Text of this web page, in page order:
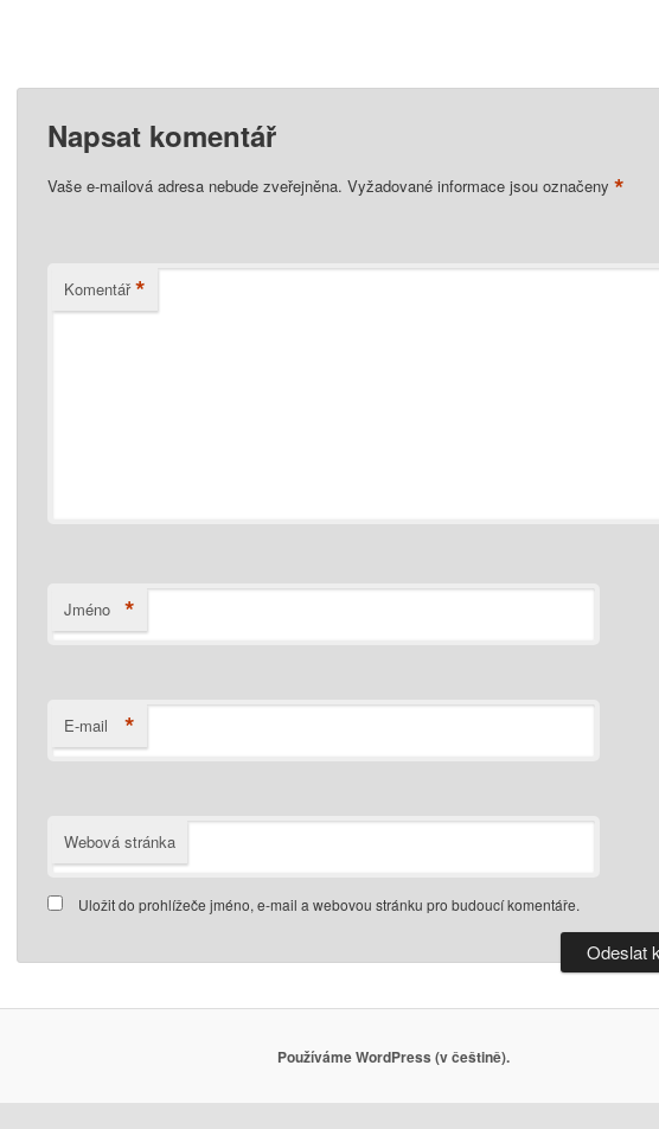
Napsat komentář
Vaše e-mailová adresa nebude zveřejněna. Vyžadované informace jsou označeny *
Komentář *
Jméno *
E-mail *
Webová stránka
Uložit do prohlížeče jméno, e-mail a webovou stránku pro budoucí komentáře.
Používáme WordPress (v češtině).